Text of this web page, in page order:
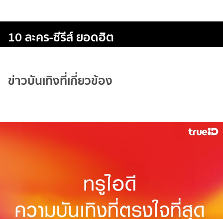
10 ละคร-ซีรีส์ ยอดฮิต
ข่าวบันเทิงที่เกี่ยวข้อง